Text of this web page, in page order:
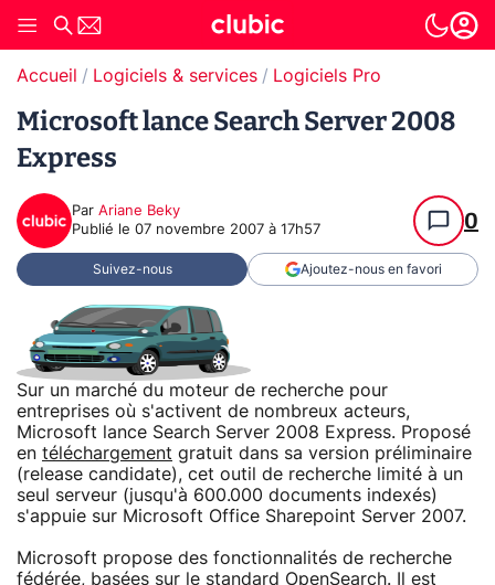
Accueil Logiciels & services Logiciels Pro
Microsoft lance Search Server 2008
Express
Par Ariane Beky
Publié le 07 novembre 2007 à 17h57 0
Suivez-nous Ajoutez-nous en favori
Sur un marché du moteur de recherche pour
entreprises où s'activent de nombreux acteurs,
Microsoft lance Search Server 2008 Express. Proposé
en téléchargement gratuit dans sa version préliminaire
(release candidate), cet outil de recherche limité à un
seul serveur (jusqu'à 600.000 documents indexés)
s'appuie sur Microsoft Office Sharepoint Server 2007.
Microsoft propose des fonctionnalités de recherche
fédérée, basées sur le standard OpenSearch. Il est